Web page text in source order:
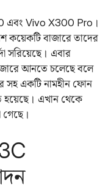
এবং Vivo X300 Pro।
কয়েকটি বাজারে তাদের
সরিয়েছে। এবার
আনতে চলেছে বলে
সহ একটি নামহীন ফোন
হয়েছে। এখান থেকে
গেছে।